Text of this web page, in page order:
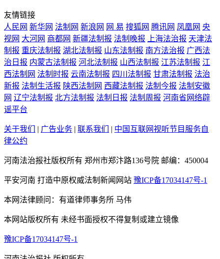
友情链接
人民网 新华网 法制网 新浪网 网 易 搜狐网 腾讯网 凤凰网 央
视网 大河网 商都网 新疆法制报 法制晚报 上海法治报 天津法
制报 重庆法制报 湖北法制报 山东法制报 南方法治报 广西法
治日报 内蒙古法制报 河北法制报 山西法制报 江苏法制报 江
西法制网 法制时报 云南法制报 四川法制报 甘肃法制报 法治
新报 法制生活报 陕西法制网 西藏法制报 法制今报 法制安徽
网 辽宁法制报 北方法制报 法制日报 法制周报 河南省网络辟
谣平台
关于我们 | 广告业务 | 联系我们 | 中国互联网视听节目服务自
律公约
河南法治报社版权所有 郑州市郑汴路136号院 邮编：450004
平安河南 打造中原权威法制新闻网站 豫ICP备17034147号-1
本网法律顾问：有道律师事务所 马伟
本网站版权所有 未经书面授权不得复制或建立镜像
豫ICP备17034147号-1